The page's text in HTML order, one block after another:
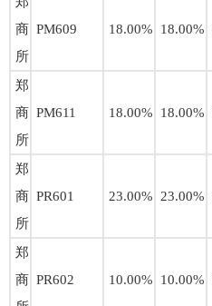
商
所
PM609 18.00% 18.00%
郑
商
所
PM611 18.00% 18.00%
郑
商
所
PR601 23.00% 23.00%
郑
商 PR602 10.00% 10.00%